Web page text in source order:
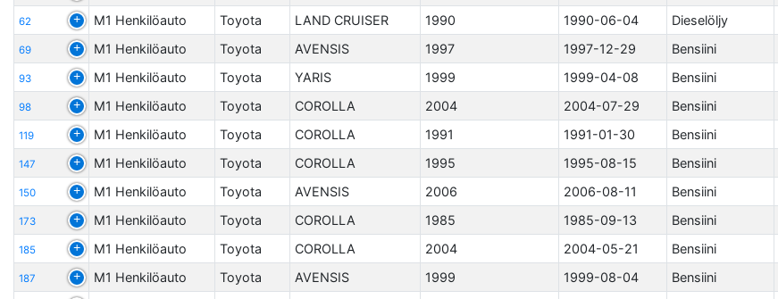
62 M1 Henkilöauto Toyota LAND CRUISER 1990 1990-06-04 Dieselöljy
69 M1 Henkilöauto Toyota AVENSIS 1997 1997-12-29 Bensiini
93 M1 Henkilöauto Toyota YARIS 1999 1999-04-08 Bensiini
98 M1 Henkilöauto Toyota COROLLA 2004 2004-07-29 Bensiini
119 M1 Henkilöauto Toyota COROLLA 1991 1991-01-30 Bensiini
147 M1 Henkilöauto Toyota COROLLA 1995 1995-08-15 Bensiini
150 M1 Henkilöauto Toyota AVENSIS 2006 2006-08-11 Bensiini
173 M1 Henkilöauto Toyota COROLLA 1985 1985-09-13 Bensiini
185 M1 Henkilöauto Toyota COROLLA 2004 2004-05-21 Bensiini
187 M1 Henkilöauto Toyota AVENSIS 1999 1999-08-04 Bensiini